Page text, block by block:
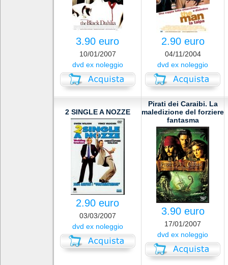
3.90 euro
10/01/2007
dvd ex noleggio
2.90 euro
04/11/2004
dvd ex noleggio
2 SINGLE A NOZZE
2.90 euro
03/03/2007
dvd ex noleggio
Pirati dei Caraibi. La
maledizione del forziere
fantasma
3.90 euro
17/01/2007
dvd ex noleggio